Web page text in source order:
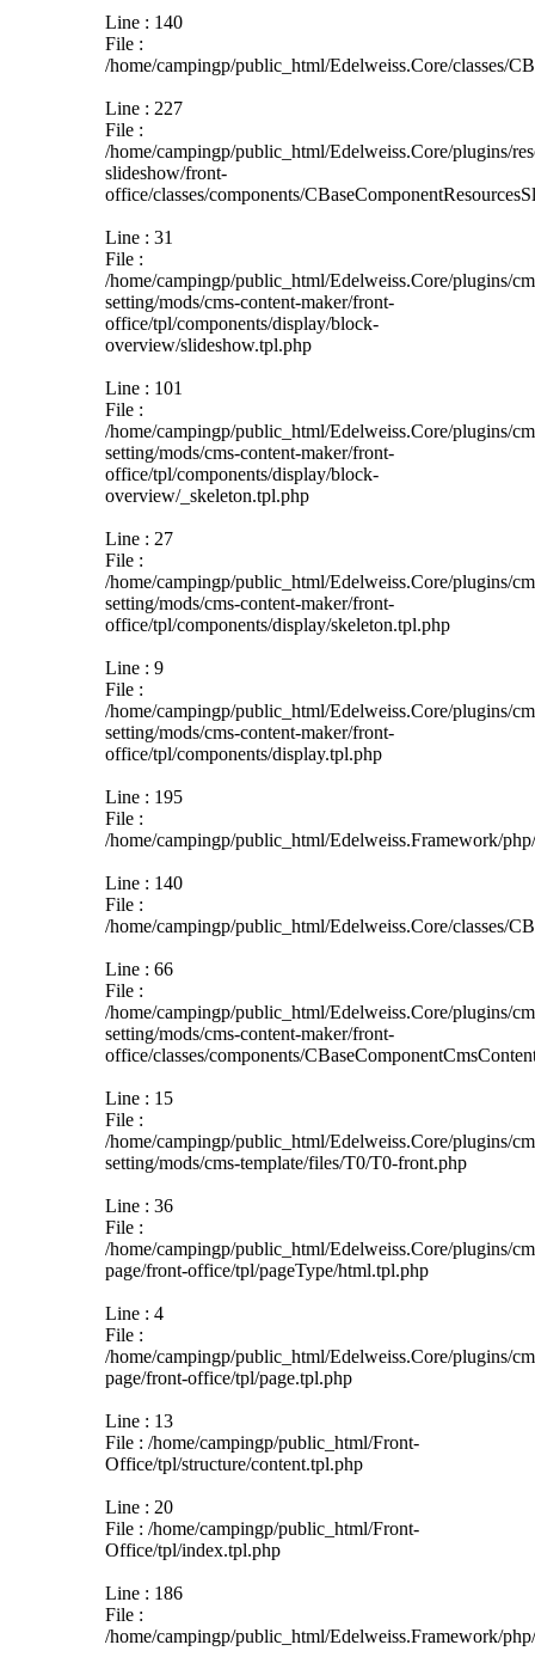
Line : 140
File :
/home/campingp/public_html/Edelweiss.Core/classes/
Line : 227
File :
/home/campingp/public_html/Edelweiss.Core/plugins/
slideshow/front-
office/classes/components/
Line : 31
File :
/home/campingp/public_html/Edelweiss.Core/plugins/
setting/mods/cms-content-maker/front-
office/tpl/components/display/block-
overview/slideshow.tpl.php
Line : 101
File :
/home/campingp/public_html/Edelweiss.Core/plugins/
setting/mods/cms-content-maker/front-
office/tpl/components/display/block-
overview/_skeleton.tpl.php
Line : 27
File :
/home/campingp/public_html/Edelweiss.Core/plugins/
setting/mods/cms-content-maker/front-
office/tpl/components/display/skeleton.tpl.php
Line : 9
File :
/home/campingp/public_html/Edelweiss.Core/plugins/
setting/mods/cms-content-maker/front-
office/tpl/components/display.tpl.php
Line : 195
File :
/home/campingp/public_html/Edelweiss.Framework/
Line : 140
File :
/home/campingp/public_html/Edelweiss.Core/classes/
Line : 66
File :
/home/campingp/public_html/Edelweiss.Core/plugins/
setting/mods/cms-content-maker/front-
office/classes/components/
Line : 15
File :
/home/campingp/public_html/Edelweiss.Core/plugins/
setting/mods/cms-template/files/T0/T0-front.php
Line : 36
File :
/home/campingp/public_html/Edelweiss.Core/plugins/
page/front-office/tpl/pageType/html.tpl.php
Line : 4
File :
/home/campingp/public_html/Edelweiss.Core/plugins/
page/front-office/tpl/page.tpl.php
Line : 13
File : /home/campingp/public_html/Front-
Office/tpl/structure/content.tpl.php
Line : 20
File : /home/campingp/public_html/Front-
Office/tpl/index.tpl.php
Line : 186
File :
/home/campingp/public_html/Edelweiss.Framework/